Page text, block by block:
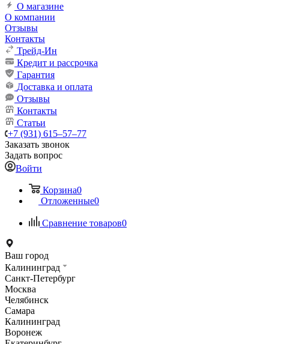
О магазине
О компании
Отзывы
Контакты
Трейд-Ин
Кредит и рассрочка
Гарантия
Доставка и оплата
Отзывы
Контакты
Статьи
+7 (931) 615‒57‒77
Заказать звонок
Задать вопрос
Войти
Корзина0
Отложенные0
Сравнение товаров0
Ваш город
Калининград
Санкт-Петербург
Москва
Челябинск
Самара
Калининград
Воронеж